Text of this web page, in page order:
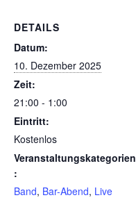
DETAILS
Datum:
10. Dezember 2025
Zeit:
21:00 - 1:00
Eintritt:
Kostenlos
Veranstaltungskategorien
:
Band, Bar-Abend, Live